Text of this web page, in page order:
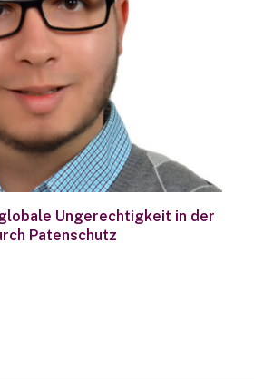
Ungerechtigkeit in der
Patenschutz